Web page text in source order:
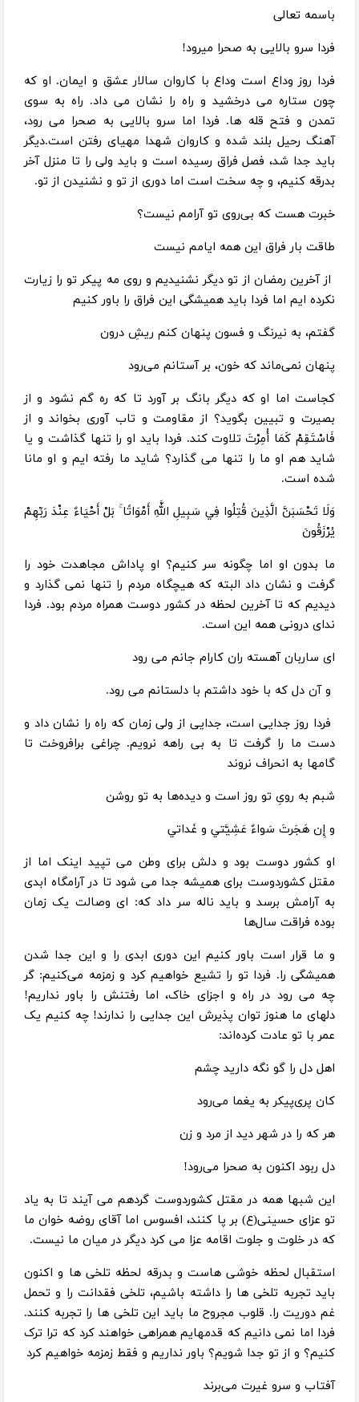
باسمه تعالی
فردا سرو بالایی به صحرا میرود!
فردا روز وداع است وداع با کاروان سالار عشق و ایمان. او که
چون ستاره می درخشید و راه را نشان می داد. راه به سوی
تمدن و فتح قله ها. فردا اما سرو بالایی به صحرا می رود،
آهنگ رحیل بلند شده و کاروان شهدا مهیای رفتن است.دیگر
باید جدا شد، فصل فراق رسیده است و باید ولی را تا منزل آخر
بدرقه کنیم، و چه سخت است اما دوری از تو و نشنیدن از تو.
خبرت هست که بی‌روی تو آرامم نیست؟
طاقت بار فراق این همه ایامم نیست
از آخرین رمضان از تو دیگر نشنیدیم و روی مه پیکر تو را زیارت
نکرده ایم اما فردا باید همیشگی این فراق را باور کنیم
گفتم، به نیرنگ و فسون پنهان کنم ریشِ درون
پنهان نمی‌ماند که خون، بر آستانم می‌رود
کجاست اما او که دیگر بانگ بر آورد تا که ره گم نشود و از
بصیرت و تبیین بگوید؟ از مقاومت و تاب آوری بخواند و از
فَاسْتَقِمْ كَمَا أُمِرْتَ تلاوت کند. فردا باید او را تنها گذاشت و یا
شاید هم او ما را تنها می گذارد؟ شاید ما رفته ایم و او مانا
شده است.
وَلَا تَحْسَبَنَّ الَّذِينَ قُتِلُوا فِي سَبِيلِ اللَّهِ أَمْوَاتًا ۚ بَلْ أَحْيَاءٌ عِنْدَ رَبِّهِمْ
يُرْزَقُونَ
ما بدون او اما چگونه سر کنیم؟ او پاداش مجاهدت خود را
گرفت و نشان داد البته که هیچگاه مردم را تنها نمی گذارد و
دیدیم که تا آخرین لحظه در کشور دوست همراه مردم بود. فردا
ندای درونی همه این است.
ای ساربان آهسته ران کارام جانم می رود
و آن دل که با خود داشتم با دلستانم می رود.
فردا روز جدایی است، جدایی از ولی زمان که راه را نشان داد و
دست ما را گرفت تا به بی راهه نرویم. چراغی برافروخت تا
گامها به انحراف نروند
شبم به رویِ تو روز است و دیده‌ها به تو روشن
و إِن هَجَرتَ سَواءٌ عَشِیَّتي و غَداتي
او کشور دوست بود و دلش برای وطن می تپید اینک اما از
مقتل کشوردوست برای همیشه جدا می شود تا در آرامگاه ابدی
به آرامش برسد و باید ناله‌ سر داد که: ای وصالت یک زمان
بوده فراقت سال‌ها
و ما قرار است باور کنیم این دوری ابدی را و این جدا شدن
همیشگی را. فردا تو را تشیع خواهیم کرد و زمزمه می‌کنیم: گر
چه می رود در راه و اجزای خاک، اما رفتنش را باور نداریم!
دلهای ما هنوز توان پذیرش این جدایی را ندارند! چه کنیم یک
عمر با تو عادت کرده‌اند:
اهل دل را گو نگه دارید چشم
کان پری‌پیکر به یغما می‌رود
هر که را در شهر دید از مرد و زن
دل ربود اکنون به صحرا می‌رود!
این شبها همه در مقتل کشوردوست گردهم می آیند تا به یاد
تو عزای حسینی(ع) بر پا کنند، افسوس اما آقای روضه خوان ما
که در خلوت و جلوت اقامه عزا می کرد دیگر در میان ما نیست.
استقبال لحظه خوشی هاست و بدرقه لحظه تلخی ها و اکنون
باید تجربه تلخی ها را داشته باشیم، تلخی فقدانت را و تحمل
غم دوریت را. قلوب مجروح ما باید این تلخی ها را تجربه کنند.
فردا اما نمی دانیم که قدمهایم همراهی خواهند کرد که ترا ترک
کنیم؟ و از تو جدا شویم؟ باور نداریم و فقط زمزمه خواهیم کرد
آفتاب و سرو غیرت می‌برند